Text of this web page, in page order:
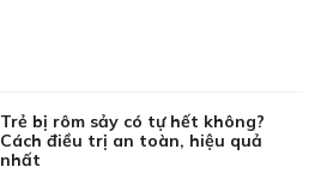
Trẻ bị rôm sảy có tự hết không?
Cách điều trị an toàn, hiệu quả
nhất